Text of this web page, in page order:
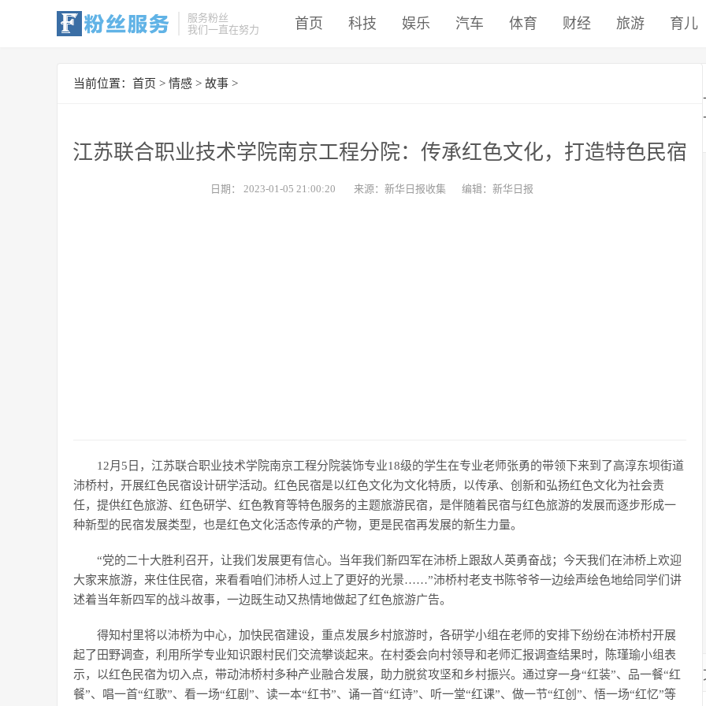
服务粉丝
我们一直在努力
首页 科技 娱乐 汽车 体育 财经 旅游 育儿
当前位置： 首页 > 情感 > 故事 >
江苏联合职业技术学院南京工程分院：传承红色文化，打造特色民宿
日期： 2023-01-05 21:00:20 来源：新华日报收集 编辑：新华日报
12月5日，江苏联合职业技术学院南京工程分院装饰专业18级的学生在专业老师张勇的带领下来到了高淳东坝街道
沛桥村，开展红色民宿设计研学活动。红色民宿是以红色文化为文化特质，以传承、创新和弘扬红色文化为社会责
任，提供红色旅游、红色研学、红色教育等特色服务的主题旅游民宿，是伴随着民宿与红色旅游的发展而逐步形成一
种新型的民宿发展类型，也是红色文化活态传承的产物，更是民宿再发展的新生力量。
“党的二十大胜利召开，让我们发展更有信心。当年我们新四军在沛桥上跟敌人英勇奋战；今天我们在沛桥上欢迎
大家来旅游，来住住民宿，来看看咱们沛桥人过上了更好的光景……”沛桥村老支书陈爷爷一边绘声绘色地给同学们讲
述着当年新四军的战斗故事，一边既生动又热情地做起了红色旅游广告。
得知村里将以沛桥为中心，加快民宿建设，重点发展乡村旅游时，各研学小组在老师的安排下纷纷在沛桥村开展
起了田野调查，利用所学专业知识跟村民们交流攀谈起来。在村委会向村领导和老师汇报调查结果时，陈瑾瑜小组表
示，以红色民宿为切入点，带动沛桥村多种产业融合发展，助力脱贫攻坚和乡村振兴。通过穿一身“红装”、品一餐“红
餐”、唱一首“红歌”、看一场“红剧”、读一本“红书”、诵一首“红诗”、听一堂“红课”、做一节“红创”、悟一场“红忆”等